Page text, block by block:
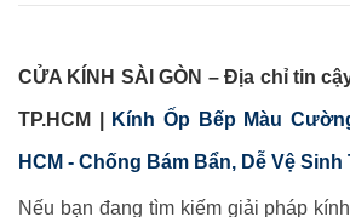
CỬA KÍNH SÀI GÒN – Địa chỉ tin
TP.HCM | Kính Ốp Bếp Màu
HCM - Chống Bám Bẩn, Dễ Vệ
Nếu bạn đang tìm kiếm giải pháp